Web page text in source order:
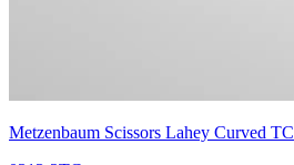
Metzenbaum Scissors Lahey Curved TC